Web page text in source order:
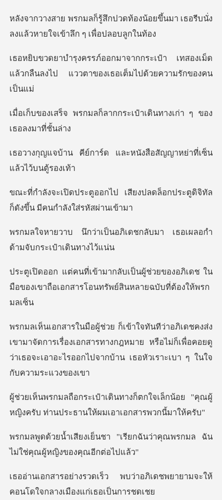
้องน้อยขึ้นมา เธอรีบนั่ง
ลงแล้วห
เป๋า เทสองเม็ด
แล้วกลืนลงไป แววตาข
ก็ลากกระเป๋าเดินทางเก่า
์ด และหนังสือสัญญาหย่าท
สียงปลดล็อกประตูดิจิทัล
ก็ดังข
อภิเดชกลับมา เธอเผลอกำ
ด้
้ช่วยของอภิเดช ใน
มือของเขาถือเอกสารโอ
ามาจัดการเรื่องเอกสารทางกฎหมาย หรือไม่ก็เพื่อคอยดู
ว่าเธอจ
็ตกใจเล็กน้อย "คุณผู้
หญิงครับ ท่าน
เรียกฉันว่าคุณพรกมล ฉัน
ไม่ใช
บว่าอภิเดชพยายามจะให้
คอนโดใ